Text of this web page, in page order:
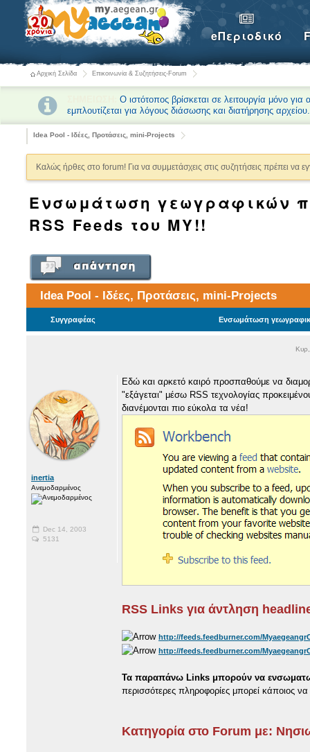
eΠεριοδικό
Αρχική Σελίδα Επικοινωνία & Συζητήσεις-Forum
Ο ιστότοπος βρίσκεται σε λειτουργία μόνο
εμπλουτίζεται για λόγους διάσωσης και διατήρησης αρχείου.
Idea Pool - Ιδέες, Προτάσεις, mini-Projects
Καλώς ήρθες στο forum! Για να συμμετάσχεις στις συζητήσεις πρέπει να
Ενσωμάτωση γεωγραφικών
RSS Feeds του MY!!
Idea Pool - Ιδέες, Προτάσεις, mini-Projects
Συγγραφέας Ενσωμάτωση
inertia
Ανεμοδαρμένος
Dec 14, 2003
5131
Εδώ και αρκετό καιρό προσπαθούμε να
"εξάγεται" μέσω RSS τεχνολογίας
διανέμονται πιο εύκολα τα νέα!
RSS Links για άντληση
http://feeds.feedburner.com/
http://feeds.feedburner.com/
Τα παραπάνω Links μπορούν να
περισσότερες πληροφορίες μπορεί κάποιος να
Κατηγορία στο Forum με: